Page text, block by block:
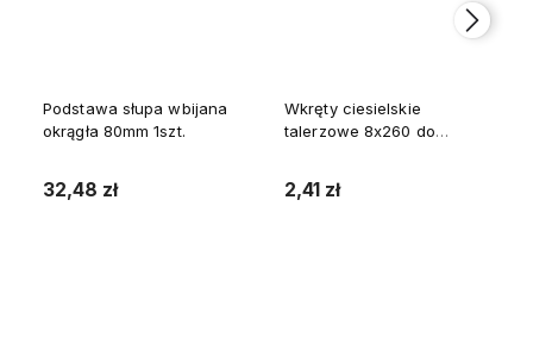
Podstawa słupa wbijana
okrągła 80mm 1szt.
32,48 zł
Wkręty ciesielskie
talerzowe 8x260 do
2,41 zł